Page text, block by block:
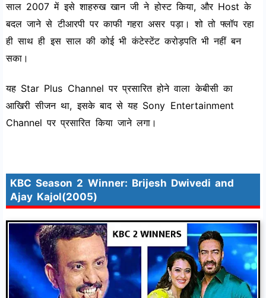
साल 2007 में इसे शाहरुख खान जी ने होस्ट किया, और Host के
बदल जाने से टीआरपी पर काफी गहरा असर पड़ा। शो तो फ्लॉप रहा
ही साथ ही इस साल की कोई भी कंटेस्टेंट करोड़पति भी नहीं बन
सका।
यह Star Plus Channel पर प्रसारित होने वाला केबीसी का
आखिरी सीजन था, इसके बाद से यह Sony Entertainment
Channel पर प्रसारित किया जाने लगा।
KBC Season 2 Winner: Brijesh Dwivedi and
Ajay Kajol(2005)